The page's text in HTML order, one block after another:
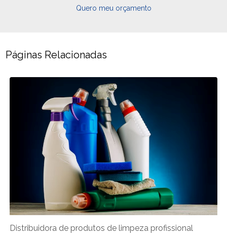
Quero meu orçamento
Páginas Relacionadas
Distribuidora de produtos de limpeza profissional